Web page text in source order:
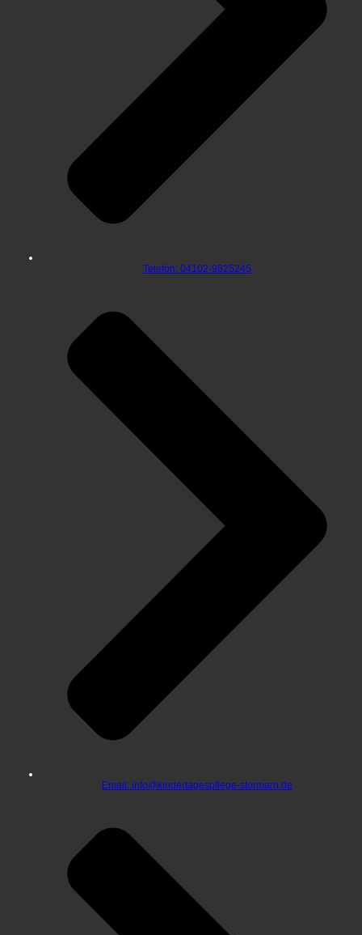
Telefon: 04102-9825245
Email: info@kindertagespflege-stormarn.de